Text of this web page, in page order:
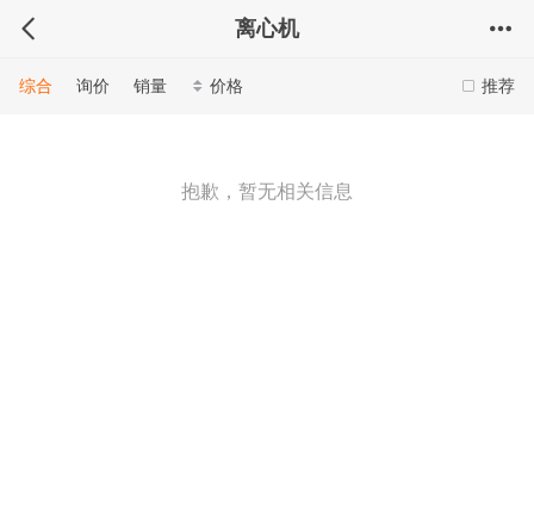
离心机
推荐
综合 询价 销量 价格
抱歉，暂无相关信息